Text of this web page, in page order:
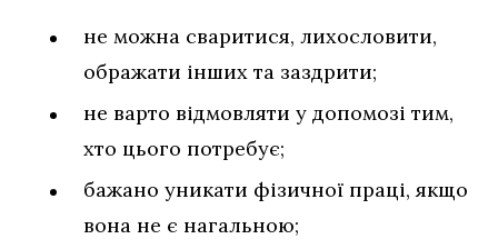
не можна сваритися, лихословити,
ображати інших та заздрити;
не варто відмовляти у допомозі тим,
хто цього потребує;
бажано уникати фізичної праці, якщо
вона не є нагальною;